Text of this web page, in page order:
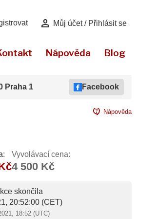
person Můj účet / Přihlásit se
Nápověda Blog
Praha 1 Facebook
contact_support Nápověda
Vyvolávací cena:
4 500 Kč
skončila
20:52:00 (CET)
18:52 (UTC)